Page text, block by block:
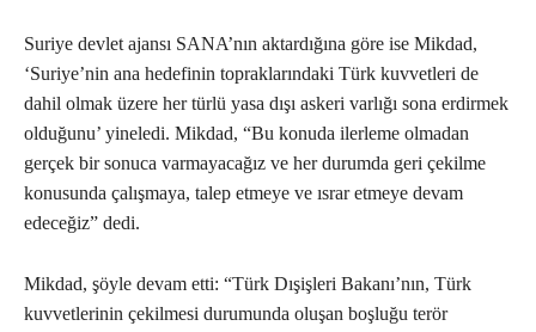
Suriye devlet ajansı SANA’nın aktardığına göre ise Mikdad,
‘Suriye’nin ana hedefinin topraklarındaki Türk kuvvetleri de
dahil olmak üzere her türlü yasa dışı askeri varlığı sona erdirmek
olduğunu’ yineledi. Mikdad, “Bu konuda ilerleme olmadan
gerçek bir sonuca varmayacağız ve her durumda geri çekilme
konusunda çalışmaya, talep etmeye ve ısrar etmeye devam
edeceğiz” dedi.
Mikdad, şöyle devam etti: “Türk Dışişleri Bakanı’nın, Türk
kuvvetlerinin çekilmesi durumunda oluşan boşluğu terör